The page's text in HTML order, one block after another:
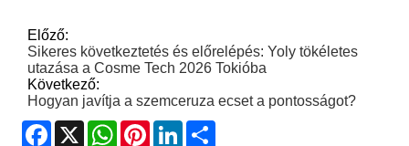
Előző:
Sikeres következtetés és előrelépés: Yoly tökéletes
utazása a Cosme Tech 2026 Tokióba
Következő:
Hogyan javítja a szemceruza ecset a pontosságot?
Facebook
X WhatsApp
PinterestLinkedIn